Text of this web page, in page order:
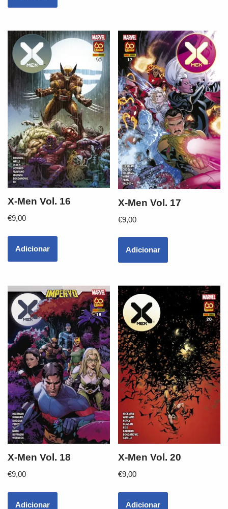
X-Men Vol. 16
€9,00
Adicionar
X-Men Vol. 17
€9,00
Adicionar
X-Men Vol. 18
€9,00
Adicionar
X-Men Vol. 20
€9,00
Adicionar